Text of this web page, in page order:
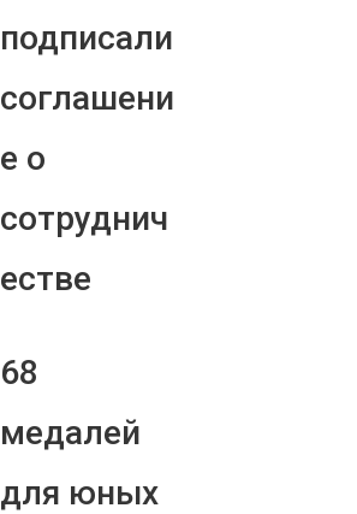
подписали
соглашени
е о
сотруднич
естве
68
медалей
для юных